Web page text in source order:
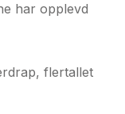
har opplevd
flertallet